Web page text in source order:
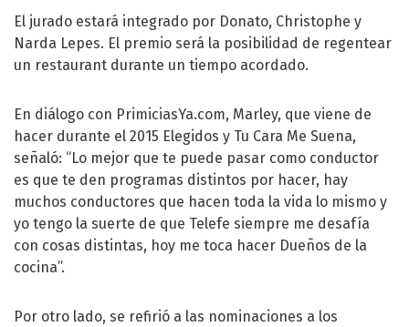
El jurado estará integrado por Donato, Christophe y
Narda Lepes. El premio será la posibilidad de regentear
un restaurant durante un tiempo acordado.
En diálogo con PrimiciasYa.com, Marley, que viene de
hacer durante el 2015 Elegidos y Tu Cara Me Suena,
señaló: “Lo mejor que te puede pasar como conductor
es que te den programas distintos por hacer, hay
muchos conductores que hacen toda la vida lo mismo y
yo tengo la suerte de que Telefe siempre me desafía
con cosas distintas, hoy me toca hacer Dueños de la
cocina”.
Por otro lado, se refirió a las nominaciones a los